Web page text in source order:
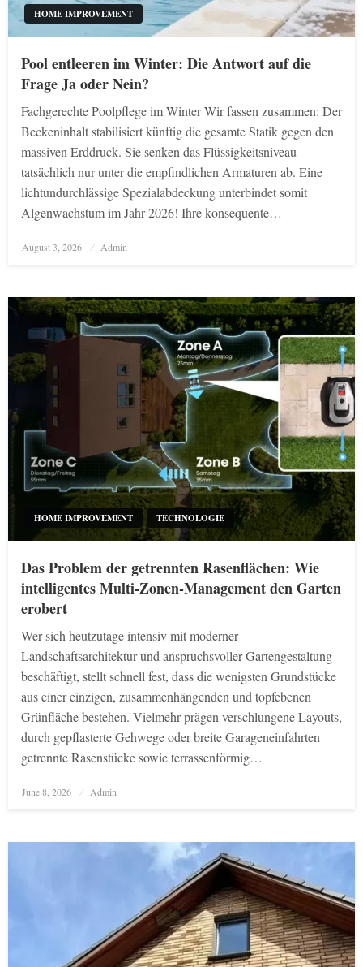
HOME IMPROVEMENT
Pool entleeren im Winter: Die Antwort auf die
Frage Ja oder Nein?
Fachgerechte Poolpflege im Winter Wir fassen zusammen: Der
Beckeninhalt stabilisiert künftig die gesamte Statik gegen den
massiven Erddruck. Sie senken das Flüssigkeitsniveau
tatsächlich nur unter die empfindlichen Armaturen ab. Eine
lichtundurchlässige Spezialabdeckung unterbindet somit
Algenwachstum im Jahr 2026! Ihre konsequente…
Posted
on
August 3, 2026 Admin
HOME IMPROVEMENT TECHNOLOGIE
Das Problem der getrennten Rasenflächen: Wie
intelligentes Multi-Zonen-Management den Garten
erobert
Wer sich heutzutage intensiv mit moderner
Landschaftsarchitektur und anspruchsvoller Gartengestaltung
beschäftigt, stellt schnell fest, dass die wenigsten Grundstücke
aus einer einzigen, zusammenhängenden und topfebenen
Grünfläche bestehen. Vielmehr prägen verschlungene Layouts,
durch gepflasterte Gehwege oder breite Garageneinfahrten
getrennte Rasenstücke sowie terrassenförmig…
Posted
June 8, 2026 Admin